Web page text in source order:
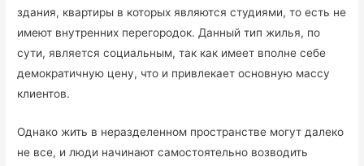
здания, квартиры в которых являются студиями, то есть не
имеют внутренних перегородок. Данный тип жилья, по
сути, является социальным, так как имеет вполне себе
демократичную цену, что и привлекает основную массу
клиентов.
Однако жить в неразделенном пространстве могут далеко
не все, и люди начинают самостоятельно возводить